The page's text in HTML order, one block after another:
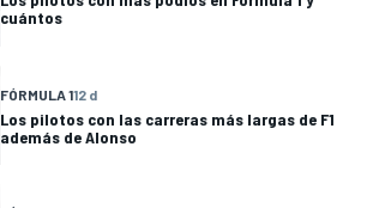
cuántos
FÓRMULA 112 d
Los pilotos con las carreras más largas de F1
además de Alonso